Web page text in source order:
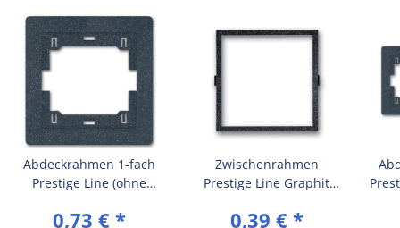
Abdeckrahmen 1-fach
Prestige Line (ohne
Graphit (RAL 7021)
0,73 € *
Zwischenrahmen
Prestige Line Graphit
0,39 € *